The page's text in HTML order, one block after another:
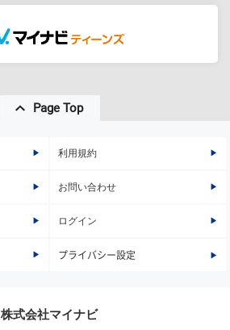
Page Top
利用規約
お問い合わせ
ログイン
プライバシー設定
株式会社マイナビ